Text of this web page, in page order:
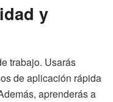
y
trabajo. Usarás
de aplicación rápida
aprenderás a